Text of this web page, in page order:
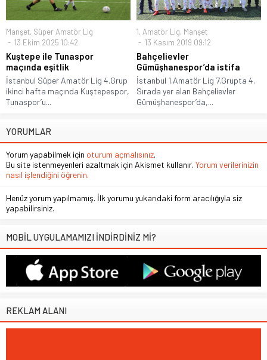
Manşet, Süper Amatör Lig
13 Ekim 2025 10:42
Kuştepe ile Tunaspor
maçında eşitlik
İstanbul Süper Amatör Lig 4.Grup
ikinci hafta maçında Kuştepespor,
Tunaspor’u...
1. Amatör Lig, Manşet
13 Kasım 2019 09:12
Bahçelievler
Gümüşhanespor’da istifa
İstanbul 1.Amatör Lig 7.Grupta 4.
Sırada yer alan Bahçelievler
Gümüşhanespor’da,...
YORUMLAR
Yorum yapabilmek için oturum açmalısınız.
Bu site istenmeyenleri azaltmak için Akismet kullanır. Yorum verilerinizin
nasıl işlendiğini öğrenin.
Henüz yorum yapılmamış. İlk yorumu yukarıdaki form aracılığıyla siz
yapabilirsiniz.
MOBİL UYGULAMAMIZI İNDİRDİNİZ Mİ?
REKLAM ALANI